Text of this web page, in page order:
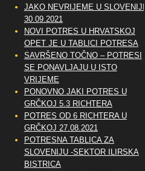
JAKO NEVRIJEME U SLOVENIJI
30.09.2021
NOVI POTRES U HRVATSKOJ
OPET JE U TABLICI POTRESA
SAVRŠENO TOČNO – POTRESI
SE PONAVLJAJU U ISTO
VRIJEME
PONOVNO JAKI POTRES U
GRČKOJ 5.3 RICHTERA
POTRES OD 6 RICHTERA U
GRČKOJ 27.08.2021
POTRESNA TABLICA ZA
SLOVENIJU -SEKTOR ILIRSKA
BISTRICA